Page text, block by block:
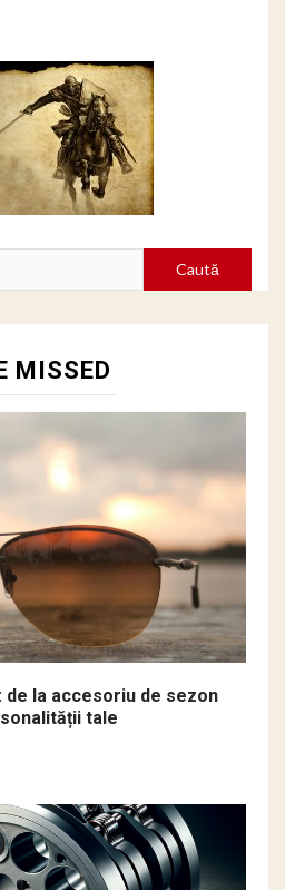
MISSED
de la accesoriu de sezon
tale